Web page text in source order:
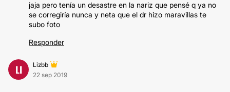
jaja pero tenía un desastre en la nariz que pensé q ya no
se corregiría nunca y neta que el dr hizo maravillas te
subo foto
Responder
LI
Lizbb
22 sep 2019